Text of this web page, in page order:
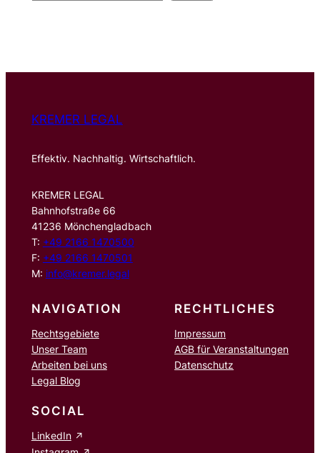
n
KREMER LEGAL
Effektiv. Nachhaltig. Wirtschaftlich.
KREMER LEGAL
Bahnhofstraße 66
41236 Mönchengladbach
T: +49 2166 1470500
F: +49 2166 1470501
M: info@kremer.legal
NAVIGATION
Rechtsgebiete
Unser Team
Arbeiten bei uns
Legal Blog
RECHTLICHES
Impressum
AGB für Veranstaltungen
Datenschutz
SOCIAL
LinkedIn